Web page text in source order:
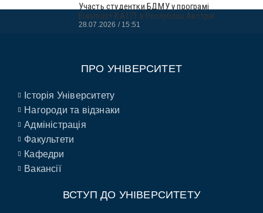
Участь студентки БДМУ у програмі
Erasmus+ KA171 в Республіці Австрія
28.07.2026 15:51
ПРО УНІВЕРСИТЕТ
Історія Університету
Нагороди та відзнаки
Адміністрація
Факультети
Кафедри
Вакансії
ВСТУП ДО УНІВЕРСИТЕТУ